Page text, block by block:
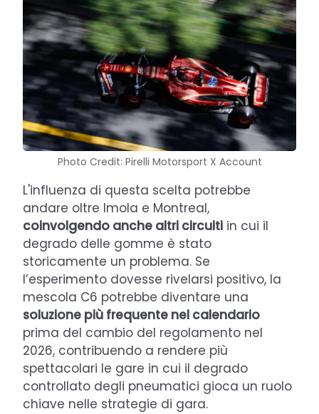
Photo Credit: Pirelli Motorsport X Account
L'influenza di questa scelta potrebbe
andare oltre Imola e Montreal,
coinvolgendo anche altri circuiti in cui il
degrado delle gomme è stato
storicamente un problema. Se
l’esperimento dovesse rivelarsi positivo, la
mescola C6 potrebbe diventare una
soluzione più frequente nel calendario
prima del cambio del regolamento nel
2026, contribuendo a rendere più
spettacolari le gare in cui il degrado
controllato degli pneumatici gioca un ruolo
chiave nelle strategie di gara.